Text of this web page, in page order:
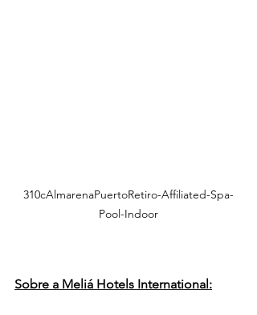
310cAlmarenaPuertoRetiro-Affiliated-Spa-
Pool-Indoor
Sobre a Meliá Hotels International: